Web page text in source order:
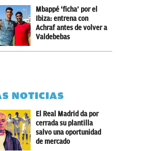
Mbappé ‘ficha’ por el
Ibiza: entrena con
Achraf antes de volver a
Valdebebas
NOTICIAS
El Real Madrid da por
cerrada su plantilla
salvo una oportunidad
de mercado